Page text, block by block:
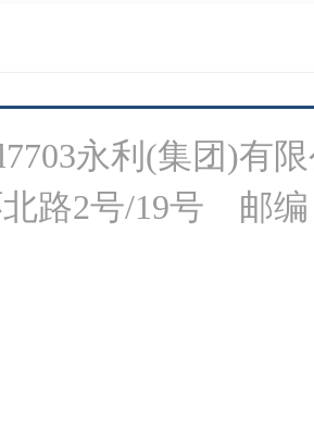
永利(集团)有
路2号/19号 邮编